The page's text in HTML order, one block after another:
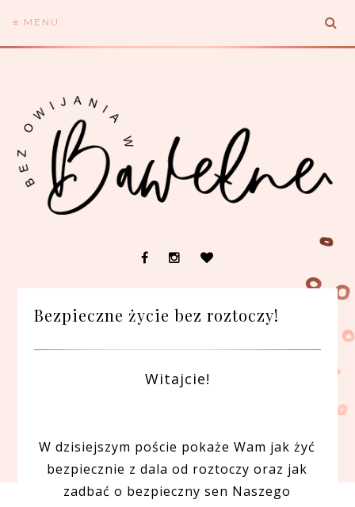
≡ MENU
Bezpieczne życie bez roztoczy!
Witajcie!
W dzisiejszym poście pokaże Wam jak żyć
bezpiecznie z dala od roztoczy oraz jak
zadbać o bezpieczny sen Naszego